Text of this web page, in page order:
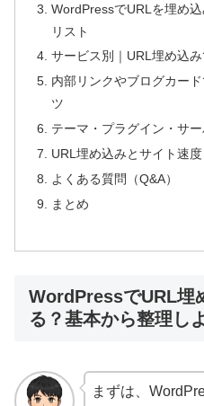
WordPressでURLを埋め
リスト
サービス別｜URL埋め込
内部リンクやブログカー
ツ
テーマ・プラグイン・サ
URL埋め込みとサイト速
よくある質問（Q&A）
まとめ
WordPressでURL埋
る？基本から整理し
まずは、